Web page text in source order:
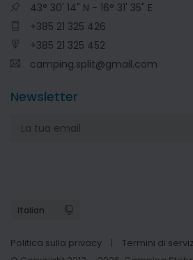
43° 30' 14" N - 16° 31' 35" E
+385 21 325 426
+385 21 325 452
camping.split@gmail.com
Newsletter
Politica sulla privacy
Termini di